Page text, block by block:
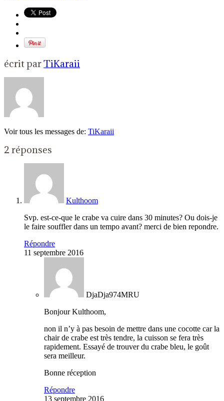
écrit parTiKaraii
Voir tous les messages de: TiKaraii
2 réponses
Kulthoom
Svp. est-ce-que le crabe va cuire dans 30 minutes? Ou dois-je
le faire souffler dans un tempo avant? merci de bien repondre.
Répondre
11 septembre 2016
DjaDja974MRU
Bonjour Kulthoom,
non il n’y à pas besoin de mettre dans une cocotte car la
chair de crabe est très tendre, la cuisson se fera très
rapidement. Essayé de trouver du crabe bleu, le goût
sera meilleur.
Bonne réception
Répondre
13 septembre 2016